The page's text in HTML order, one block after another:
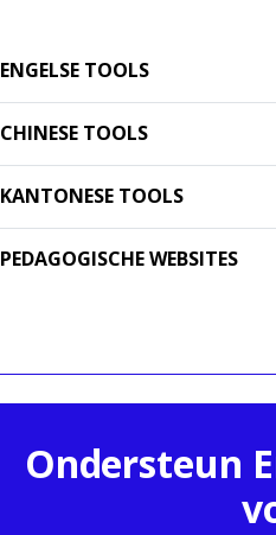
ENGELSE TOOLS
CHINESE TOOLS
KANTONESE TOOLS
PEDAGOGISCHE WEBSITES
Ondersteun